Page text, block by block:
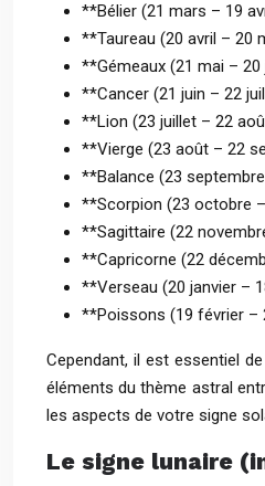
**Bélier (21 mars – 19
**Taureau (20 avril – 20
**Gémeaux (21 mai –
**Cancer (21 juin – 22
**Lion (23 juillet – 22
**Vierge (23 août – 22
**Balance (23
**Scorpion (23 octobre
**Sagittaire (22
**Capricorne (22
**Verseau (20 janvier –
**Poissons (19 février –
Cependant, il est essentiel
éléments du thème astral
les aspects de votre signe
Le signe lunaire